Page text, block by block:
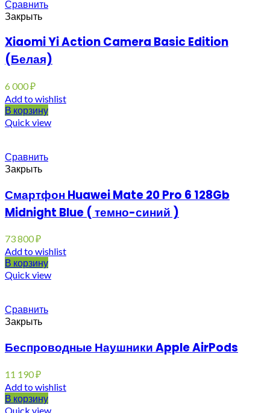
Сравнить
Закрыть
Xiaomi Yi Action Camera Basic Edition
(Белая)
6 000₽
Add to wishlist
В корзину
Quick view
Сравнить
Закрыть
Смартфон Huawei Mate 20 Pro 6 128Gb
Midnight Blue ( темно-синий )
73 800₽
Add to wishlist
В корзину
Quick view
Сравнить
Закрыть
Беспроводные Наушники Apple AirPods
11 190₽
Add to wishlist
В корзину
Quick view